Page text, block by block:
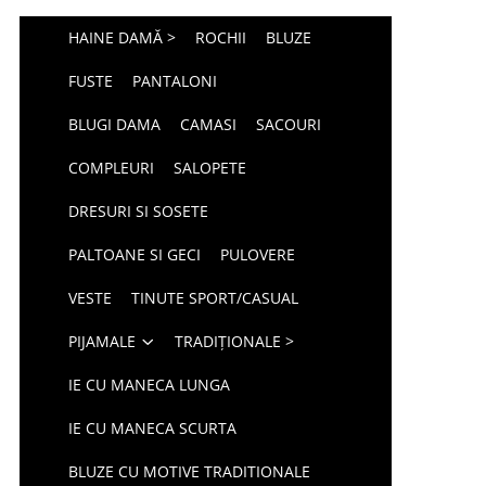
HAINE DAMĂ > ROCHII BLUZE
FUSTE PANTALONI
BLUGI DAMA CAMASI SACOURI
COMPLEURI SALOPETE
DRESURI SI SOSETE
PALTOANE SI GECI PULOVERE
VESTE TINUTE SPORT/CASUAL
PIJAMALE TRADIȚIONALE >
IE CU MANECA LUNGA
IE CU MANECA SCURTA
BLUZE CU MOTIVE TRADITIONALE